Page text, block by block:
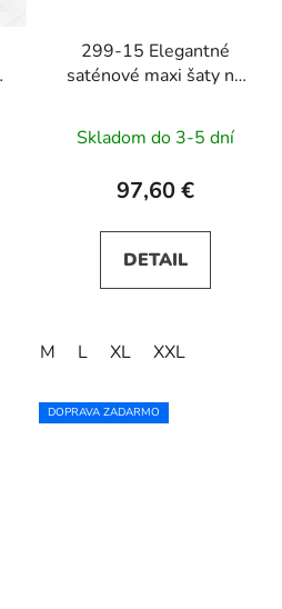
299-15 Elegantné
saténové maxi šaty na
béžové s trblietkami
Skladom do 3-5 dní
97,60 €
DETAIL
M L XL XXL
DOPRAVA ZADARMO